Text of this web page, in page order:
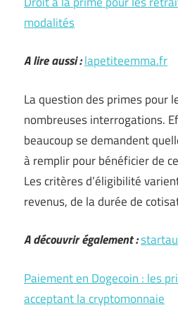
modalités
A lire aussi :lapetiteemma.fr
La question des primes pour
nombreuses interrogations.
beaucoup se demandent
à remplir pour bénéficier de
Les critères d’éligibilité
revenus, de la durée de
A découvrir également :
Paiement en Dogecoin : les
acceptant la cryptomonnaie